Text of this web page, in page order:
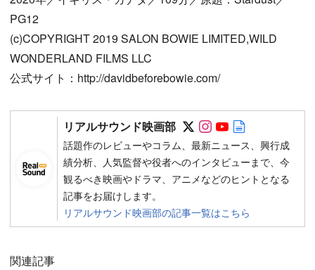
PG12
(c)COPYRIGHT 2019 SALON BOWIE LIMITED,WILD
WONDERLAND FILMS LLC
公式サイト：http://davidbeforebowie.com/
リアルサウンド映画部 Follow on SNS
Follow on SNS
Follow on
話題作のレビューやコラム、最新ニュース、興行成
績分析、人気監督や役者へのインタビューまで、今
観るべき映画やドラマ、アニメなどのヒントとなる
記事をお届けします。
リアルサウンド映画部の記事一覧はこちら
関連記事